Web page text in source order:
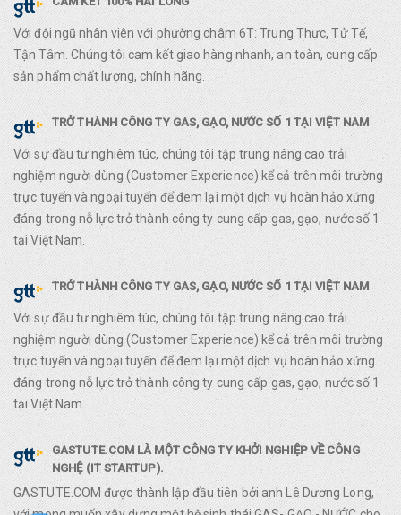
Với đội ngũ nhân viên với phường châm 6T: Trung Thực, Tử Tế,
Tận Tâm. Chúng tôi cam kết giao hàng nhanh, an toàn, cung cấp
sản phẩm chất lượng, chính hãng.
TRỞ THÀNH CÔNG TY GAS, GẠO, NƯỚC SỐ 1 TẠI VIỆT NAM
Với sự đầu tư nghiêm túc, chúng tôi tập trung nâng cao trải
nghiệm người dùng (Customer Experience) kể cả trên môi trường
trực tuyến và ngoại tuyến để đem lại một dịch vụ hoàn hảo xứng
đáng trong nỗ lực trở thành công ty cung cấp gas, gạo, nước số 1
tại Việt Nam.
TRỞ THÀNH CÔNG TY GAS, GẠO, NƯỚC SỐ 1 TẠI VIỆT NAM
Với sự đầu tư nghiêm túc, chúng tôi tập trung nâng cao trải
nghiệm người dùng (Customer Experience) kể cả trên môi trường
trực tuyến và ngoại tuyến để đem lại một dịch vụ hoàn hảo xứng
đáng trong nỗ lực trở thành công ty cung cấp gas, gạo, nước số 1
tại Việt Nam.
GASTUTE.COM LÀ MỘT CÔNG TY KHỞI NGHIỆP VỀ CÔNG
NGHỆ (IT STARTUP).
GASTUTE.COM được thành lập đầu tiên bởi anh Lê Dương Long,